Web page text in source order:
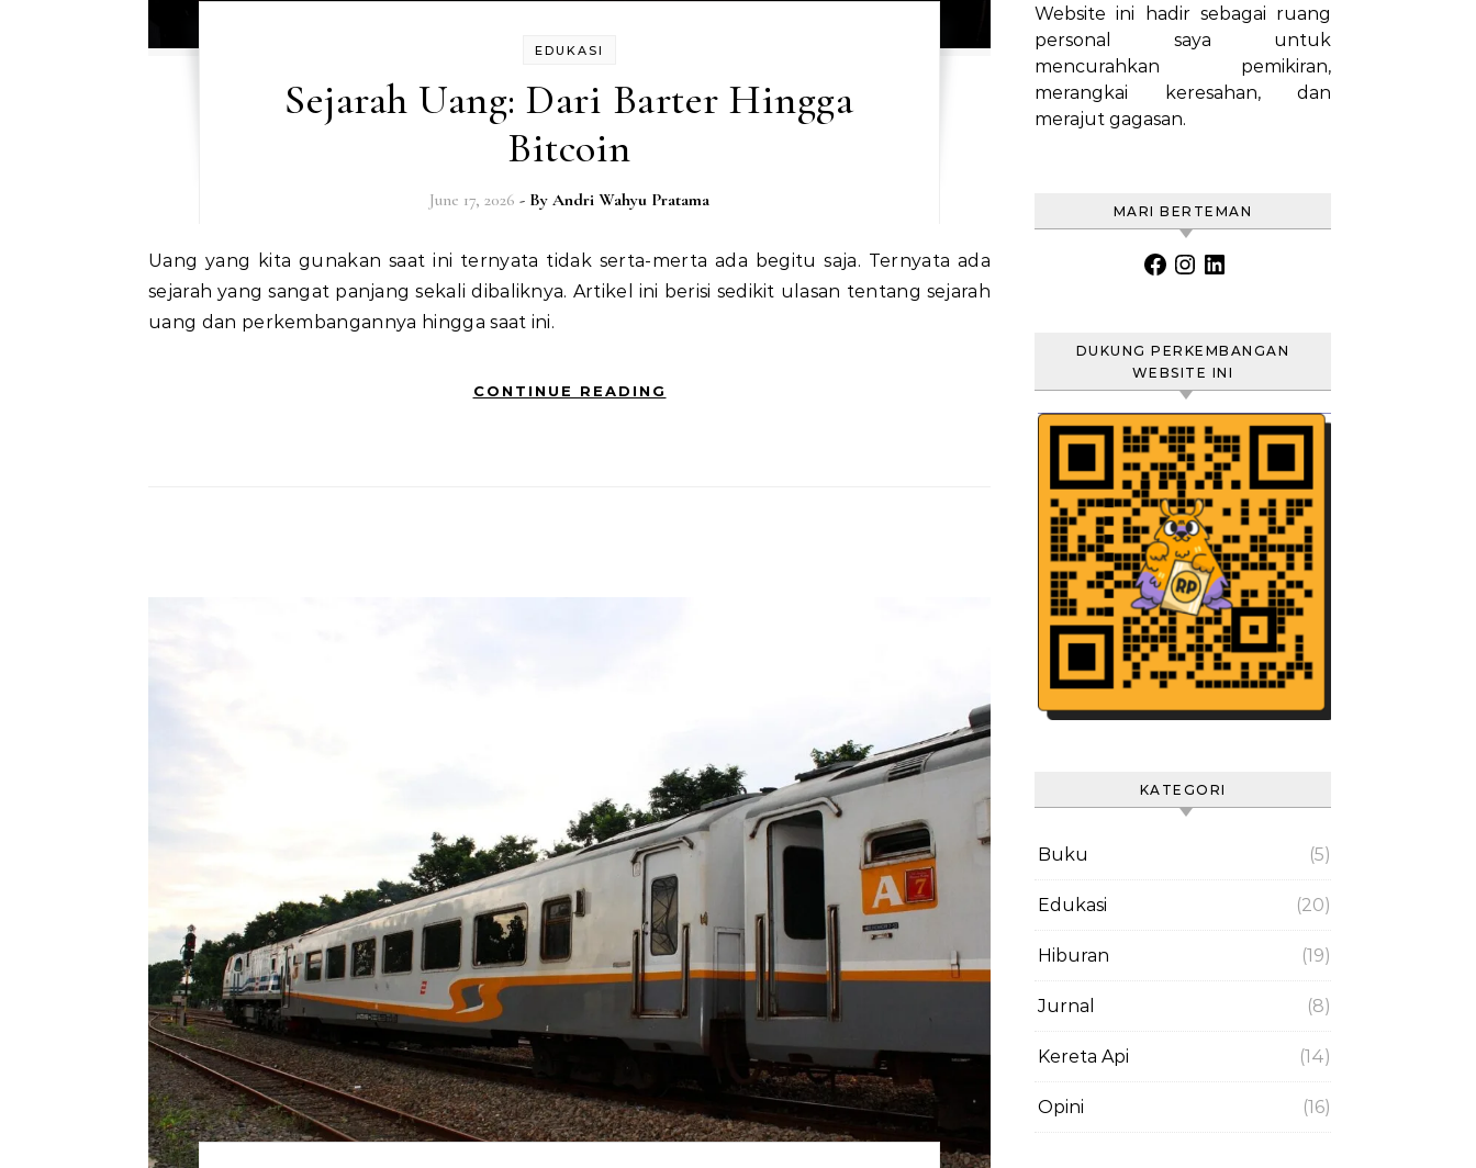
EDUKASI
Sejarah Uang: Dari Barter Hingga
Bitcoin
June 17, 2026 - By Andri Wahyu Pratama
Uang yang kita gunakan saat ini ternyata tidak serta-merta ada begitu saja. Ternyata ada
sejarah yang sangat panjang sekali dibaliknya. Artikel ini berisi sedikit ulasan tentang sejarah
uang dan perkembangannya hingga saat ini.
CONTINUE READING
Website ini hadir sebagai ruang
personal saya untuk
mencurahkan pemikiran,
merangkai keresahan, dan
merajut gagasan.
MARI BERTEMAN
Facebook
Instagram
LinkedIn
DUKUNG PERKEMBANGAN
WEBSITE INI
KATEGORI
Buku (5)
Edukasi (20)
Hiburan (19)
Jurnal (8)
Kereta Api (14)
Opini (16)